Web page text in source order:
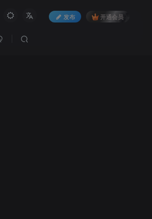
发布 开通会员